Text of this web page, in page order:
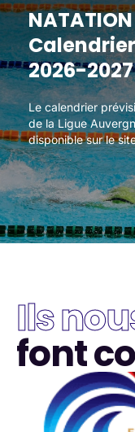
NATATION
2026-2027
Le calendrier
de la Ligue
disponible sur le
NATATION
2026-2027
Le calendrier
de la Ligue
disponible sur le
Ils
font